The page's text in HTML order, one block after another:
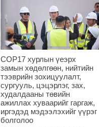
COP17 хурлын үеэрх
замын хөдөлгөөн, нийтийн
тээврийн зохицуулалт,
сургууль, цэцэрлэг, зах,
худалдааны төвийн
ажиллах хуваарийг гаргаж,
иргэдэд мэдээлэхийг үүрэг
болголоо